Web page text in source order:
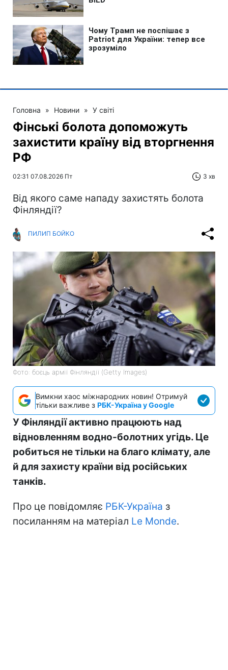
Головна » Новини » У світі
Фінські болота допоможуть
захистити країну від вторгнення
РФ
02:31 07.08.2026 Пт 3 хв
Від якого саме нападу захистять болота
Фінляндії?
ПИЛИП БОЙКО
Фото: боєць армії Фінляндії (Getty Images)
Вимкни хаос міжнародних новин! Отримуй
тільки важливе з РБК-Україна у Google
У Фінляндії активно працюють над
відновленням водно-болотних угідь. Це
робиться не тільки на благо клімату, але
й для захисту країни від російських
танків.
Про це повідомляє РБК-Україна з
посиланням на матеріал Le Monde.